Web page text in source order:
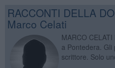
RACCONTI DELLA
Marco Celati
MARCO
a Pontedera.
scrittore. Solo